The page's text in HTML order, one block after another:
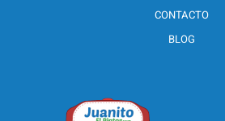
CONTACTO
BLOG